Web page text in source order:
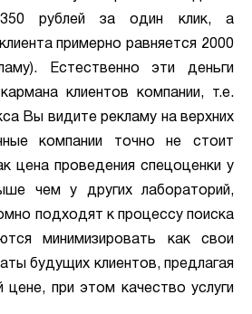
рублей за один клик, а
примерно равняется 2000
Естественно эти деньги
клиентов компании, т.е.
Вы видите рекламу на верхних
компании точно не стоит
цена проведения спецоценки у
чем у других лабораторий,
подходят к процессу поиска
минимизировать как свои
будущих клиентов, предлагая
цене, при этом качество услуги